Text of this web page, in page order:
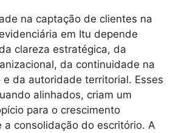
na captação de clientes na
em Itu depende
clareza estratégica, da
da continuidade na
e da autoridade territorial. Esses
alinhados, criam um
para o crescimento
a consolidação do escritório. A